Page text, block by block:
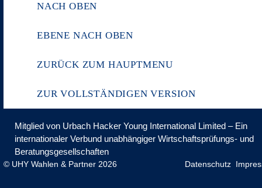
NACH OBEN
EBENE NACH OBEN
ZURÜCK ZUM HAUPTMENU
ZUR VOLLSTÄNDIGEN VERSION
Mitglied von Urbach Hacker Young International Limited – Ein
internationaler Verbund unabhängiger Wirtschaftsprüfungs- und
Beratungsgesellschaften
© UHY Wahlen & Partner 2026 Datenschutz